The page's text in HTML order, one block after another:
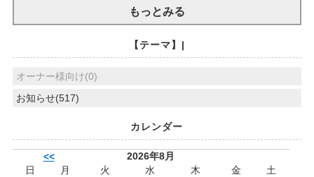
もっとみる
【テーマ】|
オーナー様向け(0)
お知らせ(517)
カレンダー
<<
2026年8月
日
月 火 水 木 金
土